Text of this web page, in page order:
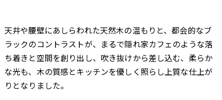
天井や腰壁にあしらわれた天然木の温もりと、都会的なブ
ラックのコントラストが、まるで隠れ家カフェのような落
ち着きと空間を創り出し、吹き抜けから差し込む、柔らか
な光も、木の質感とキッチンを優しく照らし上質な仕上が
りとなりました。